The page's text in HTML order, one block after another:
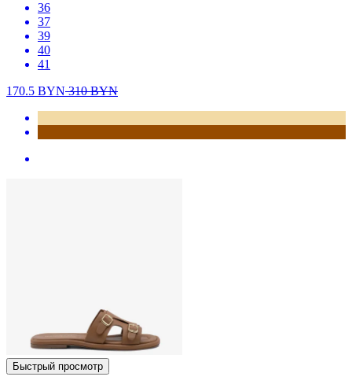
36
37
39
40
41
170.5 BYN310BYN
Быстрый просмотр